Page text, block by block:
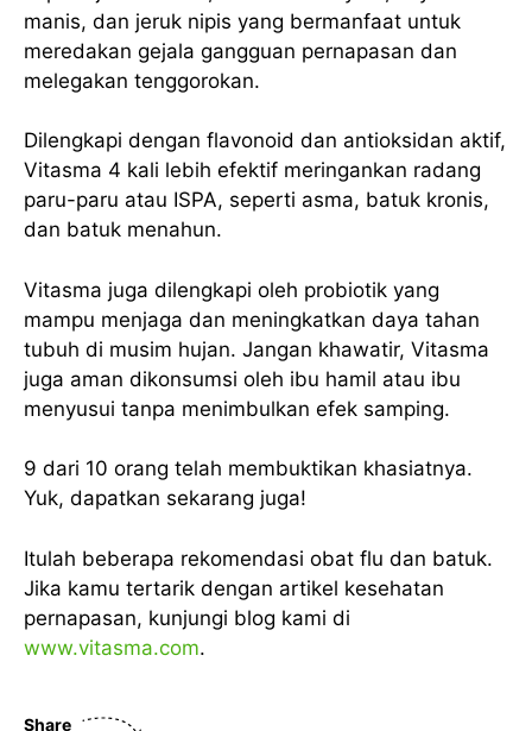
manis, dan jeruk nipis yang bermanfaat untuk
meredakan gejala gangguan pernapasan dan
melegakan tenggorokan.
Dilengkapi dengan flavonoid dan antioksidan aktif,
Vitasma 4 kali lebih efektif meringankan radang
paru-paru atau ISPA, seperti asma, batuk kronis,
dan batuk menahun.
Vitasma juga dilengkapi oleh probiotik yang
mampu menjaga dan meningkatkan daya tahan
tubuh di musim hujan. Jangan khawatir, Vitasma
juga aman dikonsumsi oleh ibu hamil atau ibu
menyusui tanpa menimbulkan efek samping.
9 dari 10 orang telah membuktikan khasiatnya.
Yuk, dapatkan sekarang juga!
Itulah beberapa rekomendasi obat flu dan batuk.
Jika kamu tertarik dengan artikel kesehatan
pernapasan, kunjungi blog kami di
www.vitasma.com.
Share